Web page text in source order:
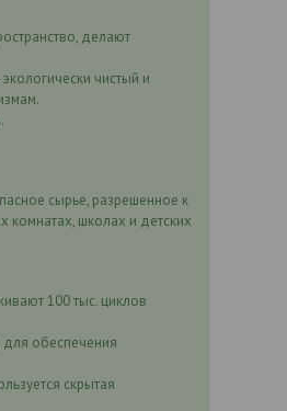
делают
чистый и
сырье, разрешенное к
комнатах, школах и детских
100 тыс. циклов
обеспечения
скрытая